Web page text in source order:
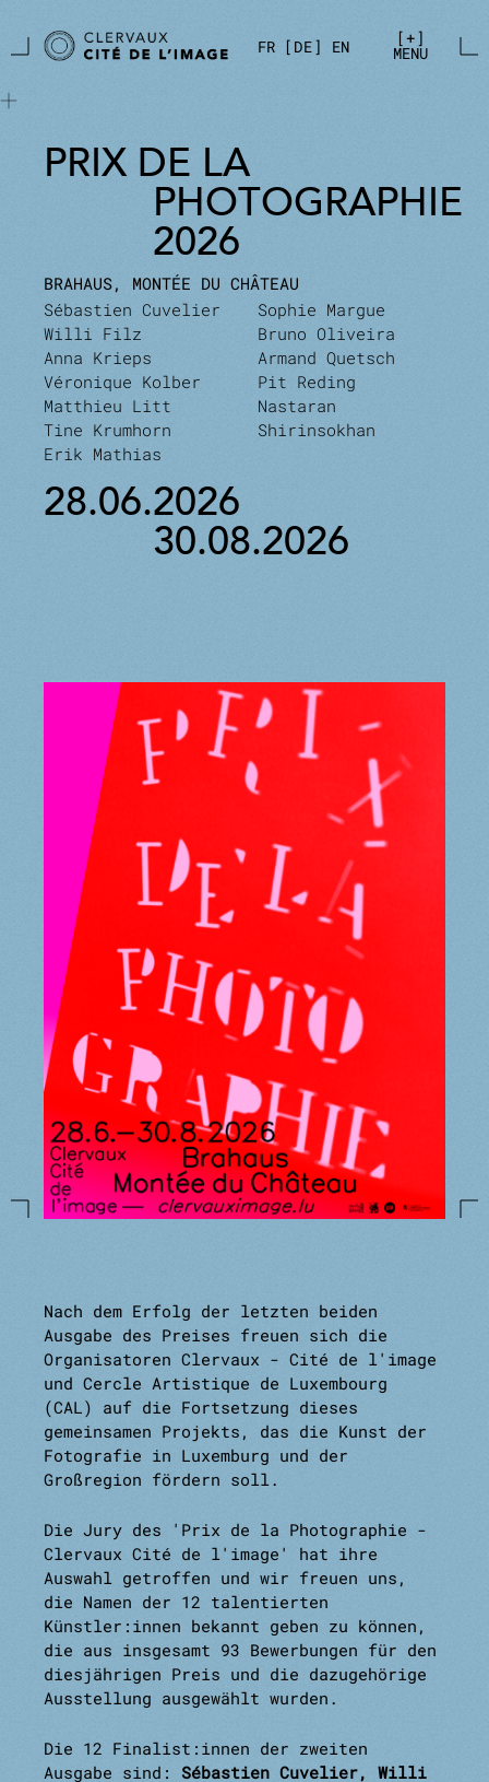
FR
DE EN +
MENU
PRIX DE LA
PHOTOGRAPHIE
2026
BRAHAUS, MONTÉE DU CHÂTEAU
Sébastien Cuvelier
Willi Filz
Anna Krieps
Véronique Kolber
Matthieu Litt
Tine Krumhorn
Erik Mathias
Sophie Margue
Bruno Oliveira
Armand Quetsch
Pit Reding
Nastaran
Shirinsokhan
28.06.2026
30.08.2026
Nach dem Erfolg der letzten beiden
Ausgabe des Preises freuen sich die
Organisatoren Clervaux - Cité de l'image
und Cercle Artistique de Luxembourg
(CAL) auf die Fortsetzung dieses
gemeinsamen Projekts, das die Kunst der
Fotografie in Luxemburg und der
Großregion fördern soll.
Die Jury des 'Prix de la Photographie -
Clervaux Cité de l'image' hat ihre
Auswahl getroffen und wir freuen uns,
die Namen der 12 talentierten
Künstler:innen bekannt geben zu können,
die aus insgesamt 93 Bewerbungen für den
diesjährigen Preis und die dazugehörige
Ausstellung ausgewählt wurden.
Die 12 Finalist:innen der zweiten
Ausgabe sind: Sébastien Cuvelier, Willi